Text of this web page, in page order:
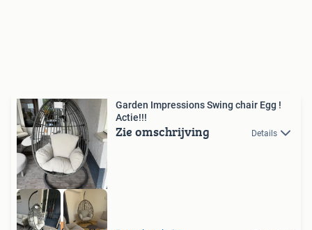
Garden Impressions Swing chair Egg !
Actie!!!
Zie omschrijving Details